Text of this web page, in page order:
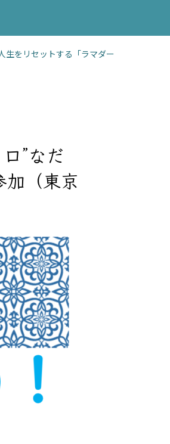
生をリセットする「ラマダー
”なだ
加（東京